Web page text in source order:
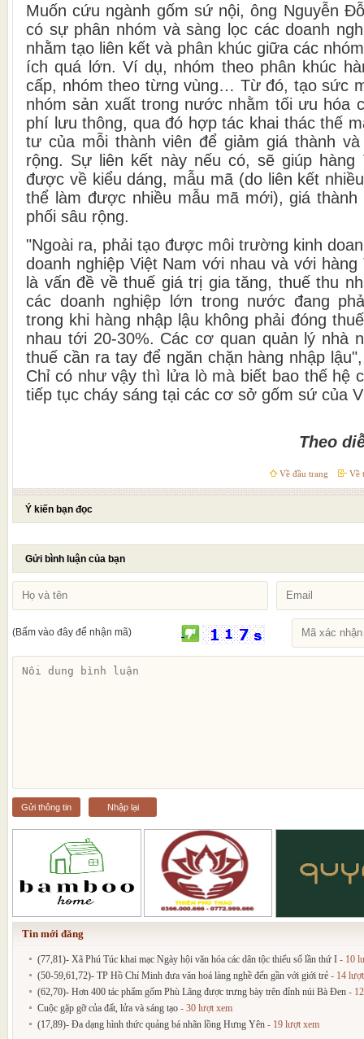
Muốn cứu ngành gốm sứ nội, ông Nguyễn
có sự phân nhóm và sàng lọc các doanh
nhằm tạo liên kết và phân khúc giữa các
ích quá lớn. Ví dụ, nhóm theo phân khúc
cấp, nhóm theo từng vùng… Từ đó, tạo sức
nhóm sản xuất trong nước nhằm tối ưu hóa
phí lưu thông, qua đó hợp tác khai thác thế
tư của mỗi thành viên để giảm giá thành
rộng. Sự liên kết này nếu có, sẽ giúp hàng
được về kiểu dáng, mẫu mã (do liên kết
thể làm được nhiều mẫu mã mới), giá
phối sâu rộng.
"Ngoài ra, phải tạo được môi trường kinh
doanh nghiệp Việt Nam với nhau và với
là vấn đề về thuế giá trị gia tăng, thuế thu
các doanh nghiệp lớn trong nước đang
trong khi hàng nhập lậu không phải đóng
nhau tới 20-30%. Các cơ quan quản lý nhà
thuế cần ra tay để ngăn chặn hàng nhập
Chỉ có như vậy thì lửa lò mà biết bao thế hệ
tiếp tục cháy sáng tại các cơ sở gốm sứ của
Theo
Về đầu trang Về
Ý kiến bạn đọc
Gửi bình luận của bạn
(Bấm vào đây để nhận mã)
Gửi thông tin Nhập lại
Tin mới đăng
(77,81)- Xã Phú Túc khai mạc Ngày hội văn hóa các dân tộc thiểu số lần thứ I - 10
(50-59,61,72)- TP Hồ Chí Minh đưa văn hoá làng nghề đến gần với giới trẻ - 14
(62,70)- Hơn 400 tác phẩm gốm Phù Lãng được trưng bày trên đỉnh núi Bà Đen -
Cuộc gặp gỡ của đất, lửa và sáng tạo - 30 lượt xem
(17,89)- Đa dạng hình thức quảng bá nhãn lồng Hưng Yên - 19 lượt xem